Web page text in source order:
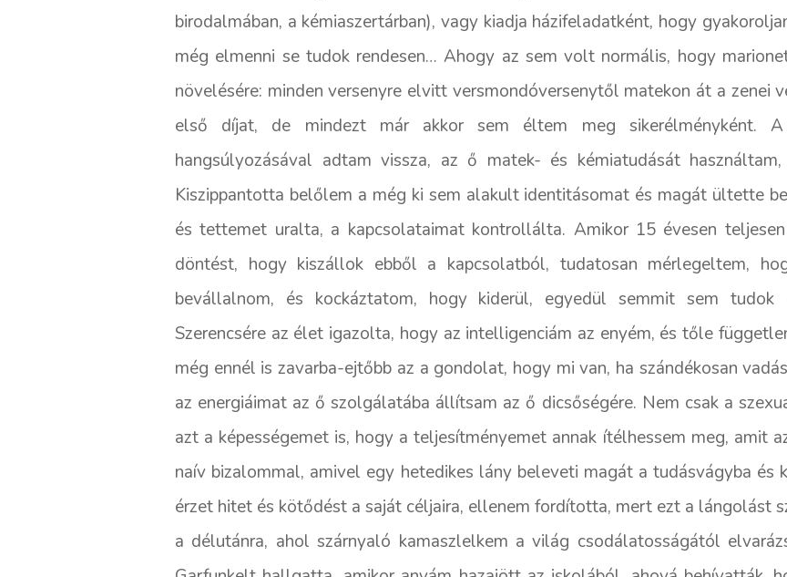
birodalmában, a kémiaszertárban), vagy kiadja házifeladatként, hogy
még elmenni se tudok rendesen… Ahogy az sem volt normális, hogy
növelésére: minden versenyre elvitt versmondóversenytől matekon át a zenei
első díjat, de mindezt már akkor sem éltem meg sikerélményként.
hangsúlyozásával adtam vissza, az ő matek- és kémiatudását
Kiszippantotta belőlem a még ki sem alakult identitásomat és magát ültette
és tettemet uralta, a kapcsolataimat kontrollálta. Amikor 15 évesen
döntést, hogy kiszállok ebből a kapcsolatból, tudatosan mérlegeltem,
bevállalnom, és kockáztatom, hogy kiderül, egyedül semmit sem tudok
Szerencsére az élet igazolta, hogy az intelligenciám az enyém, és tőle
még ennél is zavarba-ejtőbb az a gondolat, hogy mi van, ha szándékosan
az energiáimat az ő szolgálatába állítsam az ő dicsőségére. Nem csak a
azt a képességemet is, hogy a teljesítményemet annak ítélhessem meg, amit
naív bizalommal, amivel egy hetedikes lány beleveti magát a tudásvágyba és
érzet hitet és kötődést a saját céljaira, ellenem fordította, mert ezt a lángolást
a délutánra, ahol szárnyaló kamaszlelkem a világ csodálatosságától